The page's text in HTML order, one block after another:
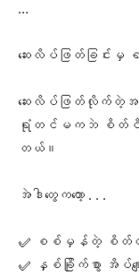
…
ဆေးလိပ်ဖြတ်ခြင်းမှ ရ
ဆေးလိပ်ဖြတ်လိုက်တဲ့
ရုံတင်မကဘဲ စိတ်ဝိ
တယ်။
အဲဒါတွေကတော့ . . .
‎✅ စစ်မှန်တဲ့ စိတ်တည်
‎✅ နှစ်ခြိုက်စွာ အိပ်ပျေ